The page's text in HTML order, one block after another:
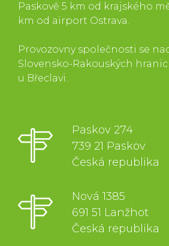
Paskově 5 km od krajského
km od airport Ostrava.
Provozovny společnosti se
Slovensko-Rakouských
u Břeclavi.
Paskov 274
739 21 Paskov
Česká republika
Nová 1385
691 51 Lanžhot
Česká republika